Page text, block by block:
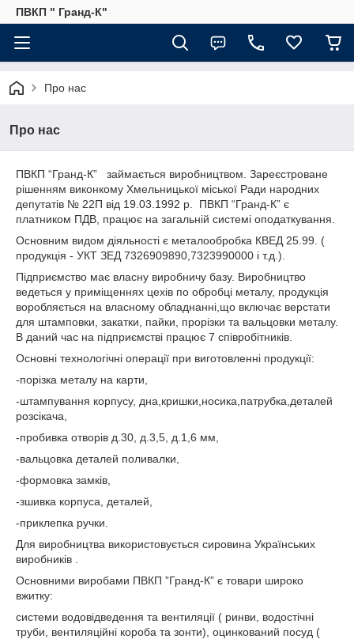
ПВКП " Гранд-К"
Про нас
Про нас
ПВКП “Гранд-К” займається виробництвом. Зареєстроване
рішенням виконкому Хмельницької міської Ради народних
депутатів № 22П від 19.03.1992 р. ПВКП “Гранд-К” є
платником ПДВ, працює на загальній системі оподаткування.
Основним видом діяльності є металообробка КВЕД 25.99. (
продукція - УКТ ЗЕД 7326909890,7323990000 і т.д.).
Підприємство має власну виробничу базу. Виробництво
ведеться у приміщеннях цехів по обробці металу, продукція
воробляється на власному обладнанні,що включає верстати
для штамповки, закатки, пайки, прорізки та вальцовки металу.
В даний час на підприємстві працює 7 співробітників.
Основні технологічні операції при виготовленні продукції:
-порізка металу на карти,
-штампування корпусу, дна,кришки,носика,патрубка,деталей
розсікача,
-пробивка отворів д.30, д.3,5, д.1,6 мм,
-вальцовка деталей поливалки,
-формовка замків,
-зшивка корпуса, деталей,
-приклепка ручки.
Для виробництва використовується сировина Українських
виробників .
Основними виробами ПВКП ”Гранд-К” є товари широко
вжитку:
системи водовідведення та вентиляції ( ринви, водостічні
труби, вентиляційні короба та зонти), оцинкований посуд (